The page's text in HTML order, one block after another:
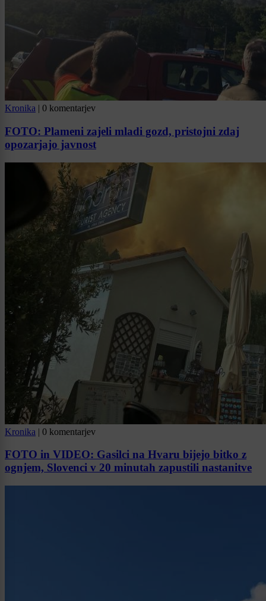
Kronika | 0 komentarjev
FOTO: Plameni zajeli mladi gozd, pristojni zdaj
opozarjajo javnost
Kronika | 0 komentarjev
FOTO in VIDEO: Gasilci na Hvaru bijejo bitko z
ognjem, Slovenci v 20 minutah zapustili nastanitve